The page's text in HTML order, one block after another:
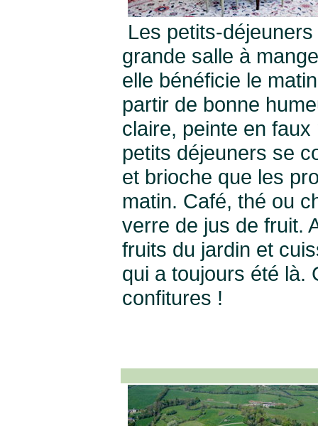
Les petits-
grande salle à
elle bénéficie le
partir de bonne
claire, peinte en
petits déjeuners se
et brioche que les
matin. Café, thé ou
verre de jus de fruit.
fruits du jardin et
qui a toujours été là.
confitures !